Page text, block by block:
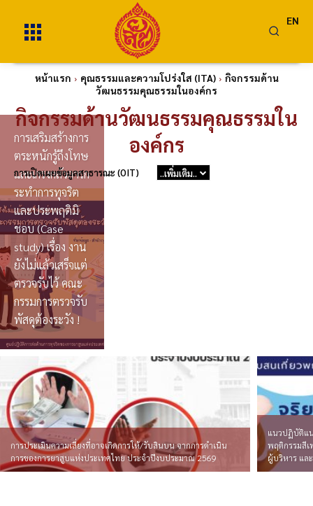
EN
หน้าแรก คุณธรรมและความโปร่งใส (ITA)
กิจกรรมด้าน
วัฒนธรรมคุณธรรมในองค์กร
กิจกรรมด้านวัฒนธรรมคุณธรรมใน
องค์กร
การเปิดเผยข้อมูลสาธารณะ (OIT) ..เพิ่มเติม..
การเสริมสร้างการ
ตระหนักรู้ถึงโทษ
และเกรงกลัวการก
ระทำการทุจริต
และประพฤติมิ
ชอบ (Case
study) เรื่อง งาน
ยังไม่แล้วเสร็จแต่
ตรวจรับไว้ คณะ
กรรมการตรวจรับ
พัสดุต้องระวัง !
การประเมินความเสี่ยงที่อาจเกิดการให้/รับสินบน จากการดำเนิน
การของการยาสูบแห่งประเทศไทย ประจำปีงบประมาณ 2569
แนวปฏิบัติแน
พฤติกรรมสีเ
ผู้บริหาร แล